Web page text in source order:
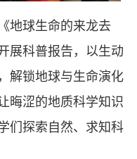
地球生命的来龙去
展科普报告，以生动
解锁地球与生命演化
晦涩的地质科学知识
们探索自然、求知科